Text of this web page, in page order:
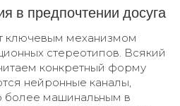
в предпочтении досуга
ключевым механизмом
стереотипов. Всякий
конкретный форму
нейронные каналы,
более машинальным в